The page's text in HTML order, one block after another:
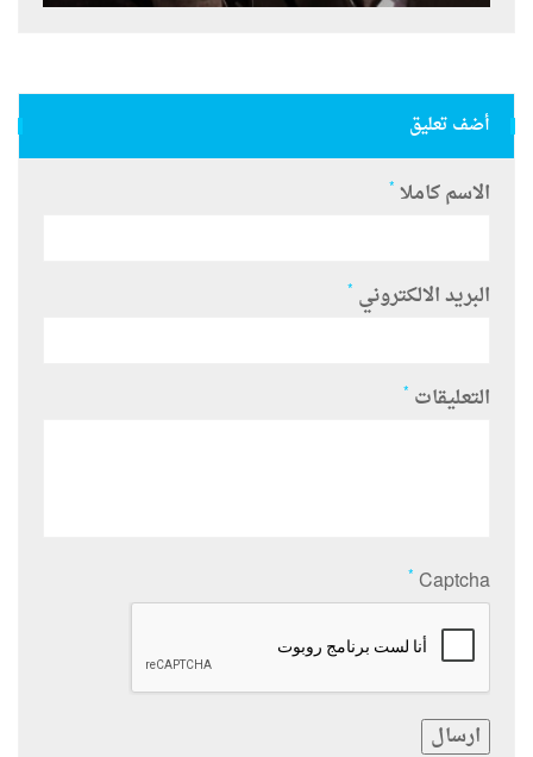
أضف تعليق
الاسم كاملا *
البريد الالكتروني *
التعليقات *
Captcha
*
ارسال